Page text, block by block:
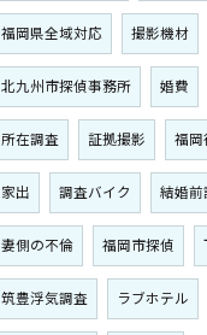
福岡県全域対応 撮影機材
北九州市探偵事務所 婚費
所在調査 証拠撮影 福岡
家出 調査バイク 結婚前
妻側の不倫 福岡市探偵
筑豊浮気調査 ラブホテル